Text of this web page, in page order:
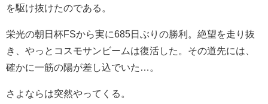
を駆け抜けたのである。
栄光の朝日杯FSから実に685日ぶりの勝利。絶望を走り抜
き、やっとコスモサンビームは復活した。その道先には、
確かに一筋の陽が差し込でいた…。
さよならは突然やってくる。